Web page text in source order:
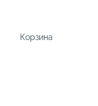
Корзина